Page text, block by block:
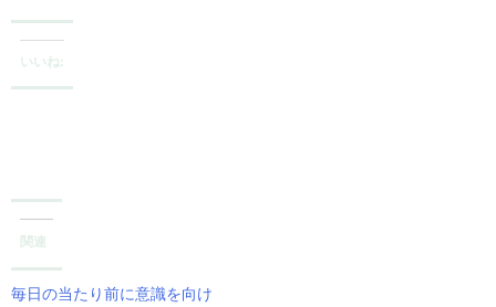
いいね:
関連
毎日の当たり前に意識を向け